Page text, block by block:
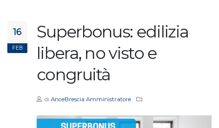
16
FEB
Superbonus: edilizia
libera, no visto e
congruità
di AnceBrescia Amministratore